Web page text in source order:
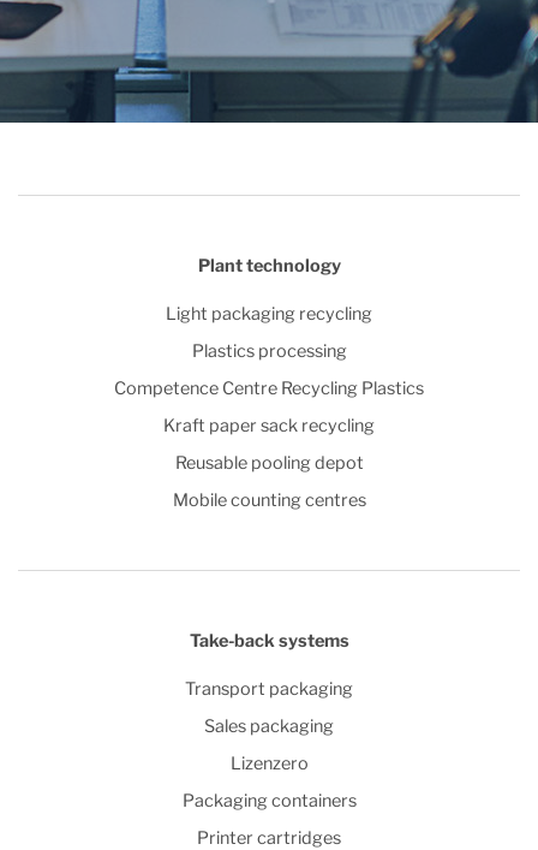
Plant technology
Light packaging recycling
Plastics processing
Competence Centre Recycling Plastics
Kraft paper sack recycling
Reusable pooling depot
Mobile counting centres
Take-back systems
Transport packaging
Sales packaging
Lizenzero
Packaging containers
Printer cartridges